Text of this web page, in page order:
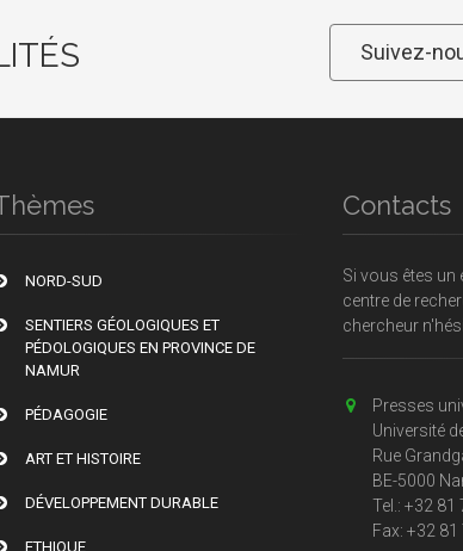
Suivez-
NORD-SUD
SENTIERS GÉOLOGIQUES ET
PÉDOLOGIQUES EN PROVINCE DE
NAMUR
PÉDAGOGIE
ART ET HISTOIRE
DÉVELOPPEMENT DURABLE
ETHIQUE
Contacts
Si vous êtes un
centre de
chercheur
Presses
Université
Rue
BE-5000
Tel.: +32 81
Fax: +32 81